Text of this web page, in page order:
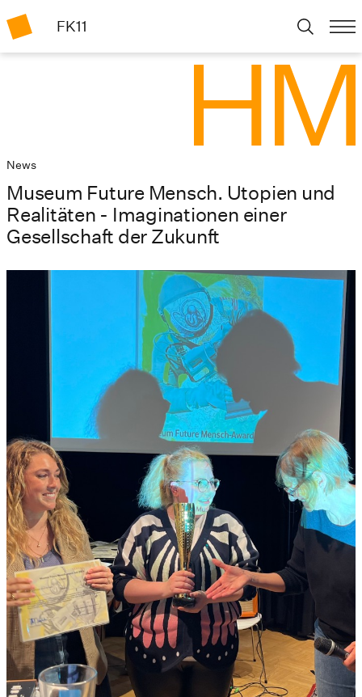
FK11
News
Museum Future Mensch. Utopien und
Realitäten - Imaginationen einer
Gesellschaft der Zukunft